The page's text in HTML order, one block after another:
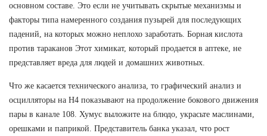
основном составе. Это если не учитывать скрытые механизмы и
факторы типа намеренного создания пузырей для последующих
падений, на которых можно неплохо заработать. Борная кислота
против тараканов Этот химикат, который продается в аптеке, не
представляет вреда для людей и домашних животных.
Что же касается технического анализа, то графический анализ и
осцилляторы на Н4 показывают на продолжение бокового движения
пары в канале 108. Хумус выложите на блюдо, украсьте маслинами,
орешками и паприкой. Представитель банка указал, что рост